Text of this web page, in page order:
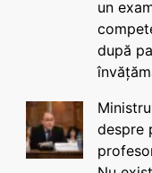
un
după
despre